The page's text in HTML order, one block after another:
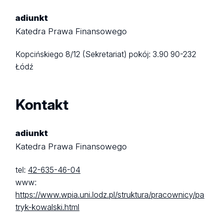
adiunkt
Katedra Prawa Finansowego
Kopcińskiego 8/12 (Sekretariat)pokój: 3.9090-232
Łódź
Kontakt
adiunkt
Katedra Prawa Finansowego
tel: 42-635-46-04
www:
https://www.wpia.uni.lodz.pl/struktura/pracownicy/pa
tryk-kowalski.html